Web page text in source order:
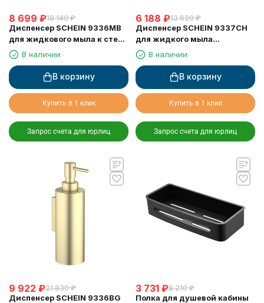
8 699 ₽19 140 ₽
Диспенсер SCHEIN 9336MB
для жидкового мыла к стене
черныйВ наличии
В корзину
Купить в 1 клик
Запрос счета для юрлиц
6 188 ₽13 620 ₽
Диспенсер SCHEIN 9337CH
для жидкого мыла
настольный хром
В наличии
В корзину
Купить в 1 клик
Запрос счета для юрлиц
9 922 ₽21 830 ₽
Диспенсер SCHEIN 9336BG
3 731 ₽8 210 ₽
Полка для душевой кабины